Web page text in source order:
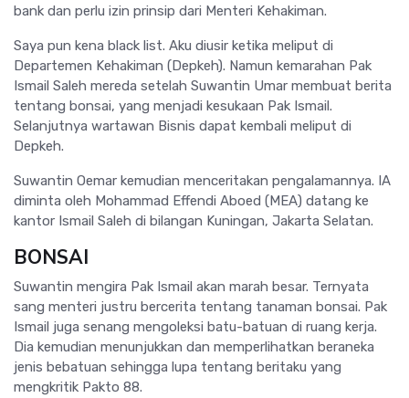
bank dan perlu izin prinsip dari Menteri Kehakiman.
Saya pun kena black list. Aku diusir ketika meliput di
Departemen Kehakiman (Depkeh). Namun kemarahan Pak
Ismail Saleh mereda setelah Suwantin Umar membuat berita
tentang bonsai, yang menjadi kesukaan Pak Ismail.
Selanjutnya wartawan Bisnis dapat kembali meliput di
Depkeh.
Suwantin Oemar kemudian menceritakan pengalamannya. IA
diminta oleh Mohammad Effendi Aboed (MEA) datang ke
kantor Ismail Saleh di bilangan Kuningan, Jakarta Selatan.
BONSAI
Suwantin mengira Pak Ismail akan marah besar. Ternyata
sang menteri justru bercerita tentang tanaman bonsai. Pak
Ismail juga senang mengoleksi batu-batuan di ruang kerja.
Dia kemudian menunjukkan dan memperlihatkan beraneka
jenis bebatuan sehingga lupa tentang beritaku yang
mengkritik Pakto 88.